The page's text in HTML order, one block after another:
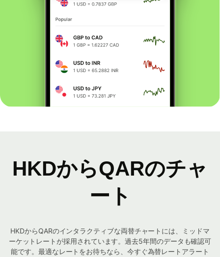
HKDからQARのチャ
ート
HKDからQARのインタラクティブな両替チャートには、ミッドマ
ーケットレートが採用されています。過去5年間のデータも確認可
能です。最適なレートをお待ちなら、今すぐ為替レートアラート